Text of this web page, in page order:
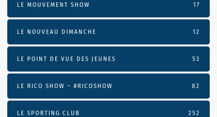
LE MOUVEMENT SHOW 17
LE NOUVEAU DIMANCHE 12
LE POINT DE VUE DES JEUNES 53
LE RICO SHOW – #RICOSHOW 82
LE SPORTING CLUB 252